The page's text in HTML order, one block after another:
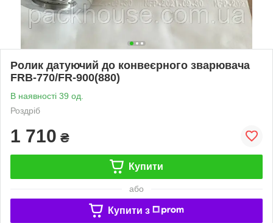
Ролик датуючий до конвеєрного зварювача
FRB-770/FR-900(880)
В наявності 39 од.
Роздріб
1 710 ₴
Купити
або
Купити з